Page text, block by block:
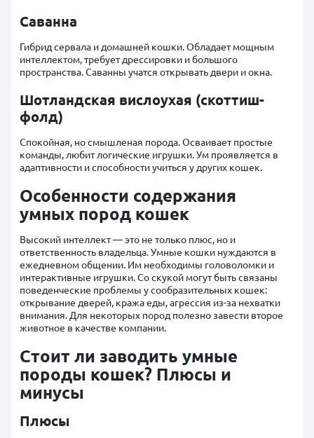
Саванна
Гибрид сервала и домашней кошки. Обладает мощным
интеллектом, требует дрессировки и большого
пространства. Саванны учатся открывать двери и окна.
Шотландская вислоухая (скоттиш-
фолд)
Спокойная, но смышленая порода. Осваивает простые
команды, любит логические игрушки. Ум проявляется в
адаптивности и способности учиться у других кошек.
Особенности содержания
умных пород кошек
Высокий интеллект — это не только плюс, но и
ответственность владельца. Умные кошки нуждаются в
ежедневном общении. Им необходимы головоломки и
интерактивные игрушки. Со скукой могут быть связаны
поведенческие проблемы у сообразительных кошек:
открывание дверей, кража еды, агрессия из-за нехватки
внимания. Для некоторых пород полезно завести второе
животное в качестве компании.
Стоит ли заводить умные
породы кошек? Плюсы и
минусы
Плюсы